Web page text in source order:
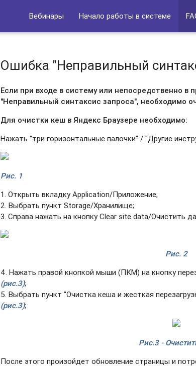
Вебинары Начало работы в системе
Ошибка "Неправильный
Если при входе в систему или непосредственно
"Неправильный синтаксис запроса", необходимо
Для очистки кеш в Яндекс Браузере необходимо:
Нажать "три горизонтальные палочки" / "Другие
Рис. 1
1. Открыть вкладку Application/Приложение;
2. Выбрать пункт Storage/Хранилище;
3. Справа нажать на кнопку Clear site data/Очистить
Рис. 2
4. Нажать правой кнопкой мыши (ПКМ) на кнопку
(рис.3);
5. Выбрать пункт "Очистка кеша и жесткая
(рис.3);
Рис.3 -
После этого произойдет обновление страницы и